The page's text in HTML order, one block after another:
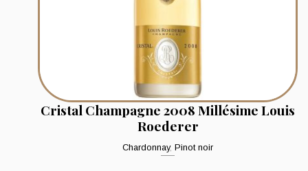
Cristal Champagne 2008 Millésime Louis
Roederer
Chardonnay, Pinot noir